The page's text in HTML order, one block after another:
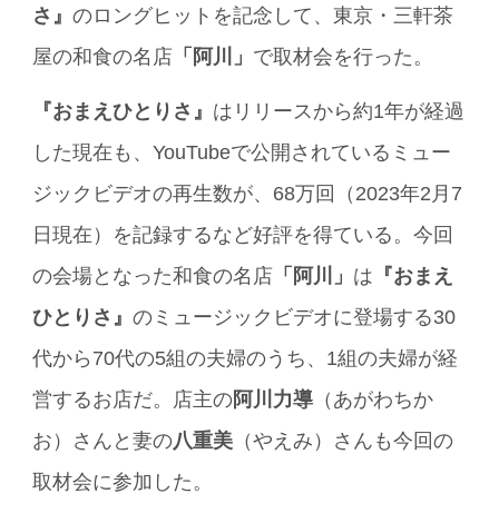
さ』のロングヒットを記念して、東京・三軒茶
屋の和食の名店 「阿川」 で取材会を行った。
『おまえひとりさ』 はリリースから約1年が経過
した現在も、YouTubeで公開されているミュー
ジックビデオの再生数が、68万回（2023年2月7
日現在）を記録するなど好評を得ている。今回
の会場となった和食の名店 「阿川」 は 『おまえ
ひとりさ』のミュージックビデオに登場する30
代から70代の5組の夫婦のうち、1組の夫婦が経
営するお店だ。店主の阿川力導 （あがわちか
お）さんと妻の八重美 （やえみ）さんも今回の
取材会に参加した。